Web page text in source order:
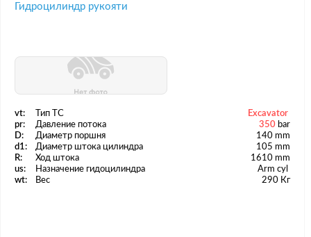
Гидроцилиндр рукояти
vt: Тип ТС
Excavator
pr:
Давление потока 350 bar
D:
Диаметр поршня
140 mm
d1:
Диаметр штока цилиндра
105 mm
R:
Ход штока
1610 mm
us:
Назначение гидоцилиндра
Arm cyl
wt:
Вес 290 Кг